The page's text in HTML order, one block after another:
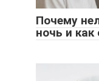
Почему
ночь и как